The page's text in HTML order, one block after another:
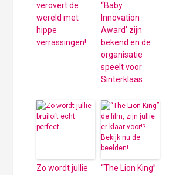
verovert de
wereld met
hippe
verrassingen!
“Baby
Innovation
Award’ zijn
bekend en de
organisatie
speelt voor
Sinterklaas
Zo wordt jullie
“The Lion King”